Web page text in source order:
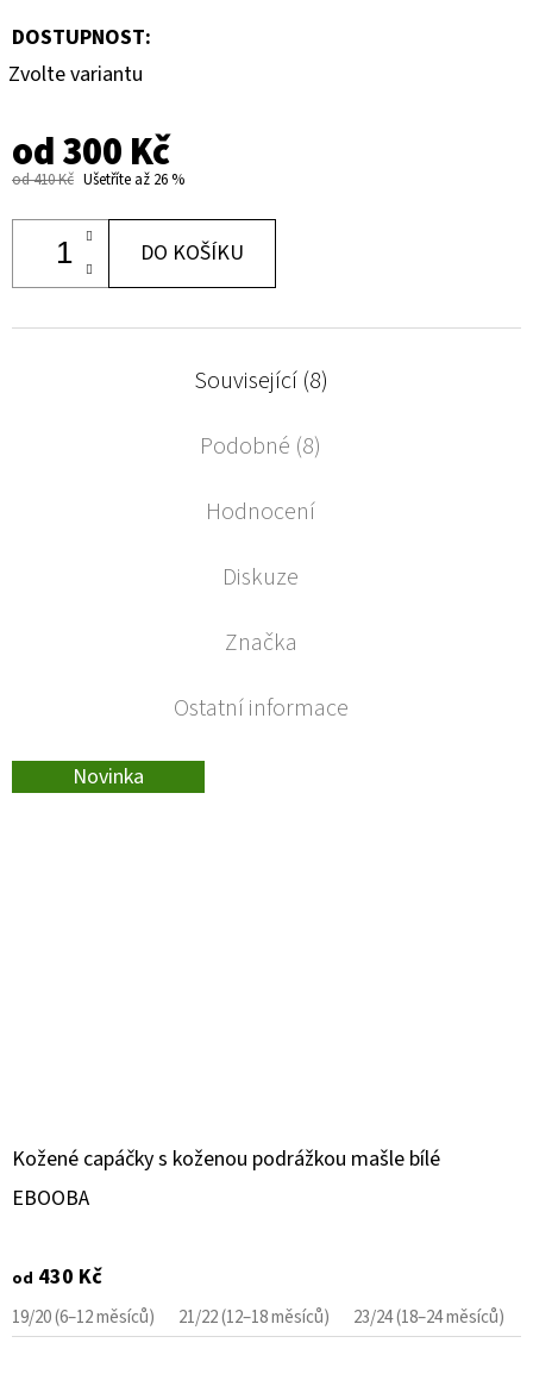
DOSTUPNOST:
Zvolte variantu
od300 Kč
od 410 Kč Ušetříte až 26 %
DO KOŠÍKU
Související (8)
Podobné (8)
Hodnocení
Diskuze
Značka
Ostatní informace
Novinka
Kožené capáčky s koženou podrážkou mašle bílé
EBOOBA
od 430 Kč
19/20 (6–12 měsíců) 21/22 (12–18 měsíců) 23/24 (18–24 měsíců)